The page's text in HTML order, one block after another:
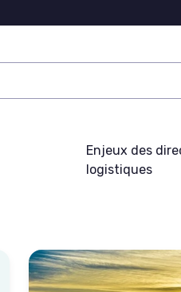
Enjeux des
logistiques